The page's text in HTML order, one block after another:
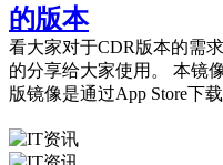
的版本
看大家对于CDR版本的需
的分享给大家使用。 本镜
版镜像是通过App Store下